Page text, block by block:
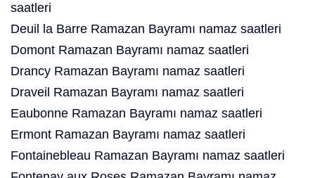
saatleri
Deuil la Barre Ramazan Bayramı namaz saatleri
Domont Ramazan Bayramı namaz saatleri
Drancy Ramazan Bayramı namaz saatleri
Draveil Ramazan Bayramı namaz saatleri
Eaubonne Ramazan Bayramı namaz saatleri
Ermont Ramazan Bayramı namaz saatleri
Fontainebleau Ramazan Bayramı namaz saatleri